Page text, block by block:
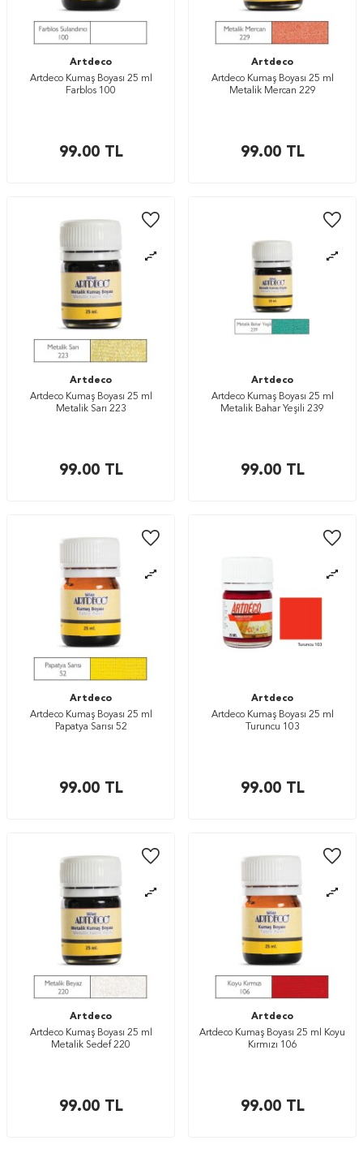
Artdeco
Artdeco Kumaş Boyası 25 ml
Farblos 100
99.00TL
Artdeco
Artdeco Kumaş Boyası 25 ml
Metalik Mercan 229
99.00TL
Artdeco
Artdeco Kumaş Boyası 25 ml
Metalik Sarı 223
99.00TL
Artdeco
Artdeco Kumaş Boyası 25 ml
Metalik Bahar Yeşili 239
99.00TL
Artdeco
Artdeco Kumaş Boyası 25 ml
Papatya Sarısı 52
99.00TL
Artdeco
Artdeco Kumaş Boyası 25 ml
Turuncu 103
99.00TL
Artdeco
Artdeco Kumaş Boyası 25 ml
Metalik Sedef 220
99.00TL
Artdeco
Artdeco Kumaş Boyası 25 ml Koyu
Kırmızı 106
99.00TL